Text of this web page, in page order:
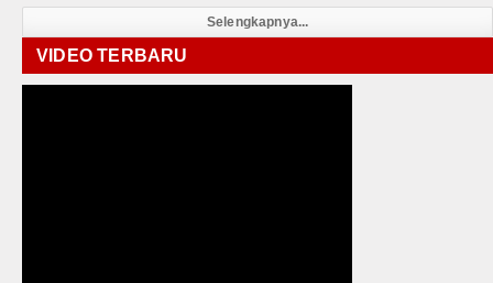
Selengkapnya...
VIDEO TERBARU